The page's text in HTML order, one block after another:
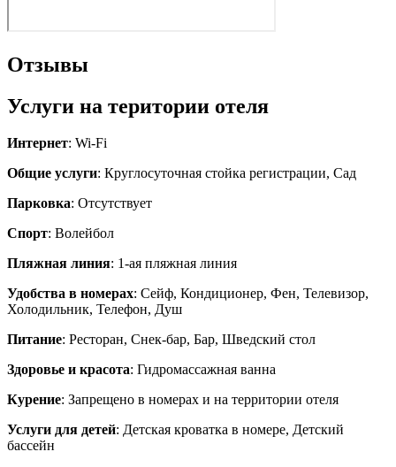
Отзывы
Услуги на територии отеля
Интернет: Wi-Fi
Общие услуги: Круглосуточная стойка регистрации, Сад
Парковка: Отсутствует
Спорт: Волейбол
Пляжная линия: 1-ая пляжная линия
Удобства в номерах: Сейф, Кондиционер, Фен, Телевизор,
Холодильник, Телефон, Душ
Питание: Ресторан, Снек-бар, Бар, Шведский стол
Здоровье и красота: Гидромассажная ванна
Курение: Запрещено в номерах и на территории отеля
Услуги для детей: Детская кроватка в номере, Детский
бассейн